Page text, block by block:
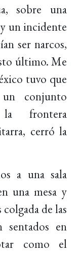
sobre una
un incidente
ser narcos,
último. Me
tuvo que
conjunto
frontera
cerró la
a una sala
una mesa y
de las
sentados en
como el